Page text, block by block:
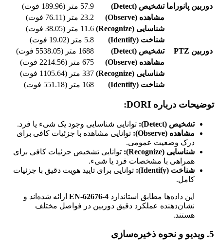
دوربین پانوراما تشخیص (Detect)
57.9 متر (189.96 فوت)
مشاهده (Observe)
23.2 متر (76.11 فوت)
شناسایی (Recognize)
11.6 متر (38.05 فوت)
شناخت (Identify)
5.8 متر (19.02 فوت)
دوربین PTZ
تشخیص (Detect)
1688 متر (5538.05 فوت)
مشاهده (Observe)
675 متر (2214.56 فوت)
شناسایی (Recognize)
337 متر (1105.64 فوت)
شناخت (Identify)
168 متر (551.18 فوت)
توضیحات درباره DORI:
تشخیص (Detect):
توانایی شناسایی وجود یک شیء یا فرد.
مشاهده (Observe):
توانایی مشاهده با جزئیات کافی برای
درک وضعیت عمومی.
شناسایی (Recognize):
توانایی تشخیص جزئیات کافی برای
همراهی با مشخصات فرد یا شیء.
شناخت (Identify):
توانایی برای تایید هویت دقیق با جزئیات
کامل.
این داده‌ها مطابق استاندارد EN-62676-4 ارائه شده‌اند و
نشان‌دهنده عملکرد دقیق دوربین در فواصل مختلف
هستند.
5. ویدیو و نحوه ذخیره‌سازی